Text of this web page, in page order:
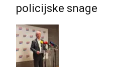
policijske snage